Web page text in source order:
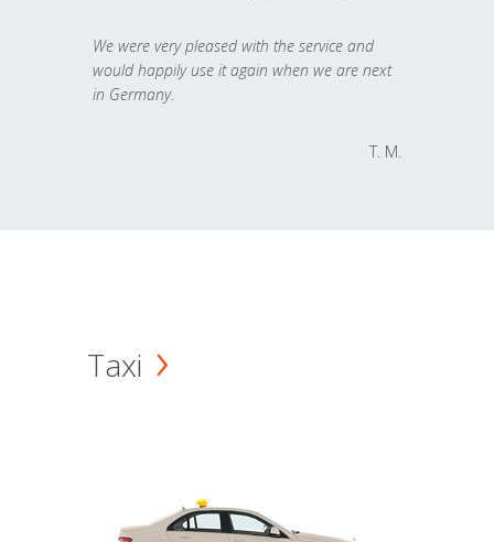
We were very pleased with the service and
would happily use it again when we are next
in Germany.
T. M.
Taxi